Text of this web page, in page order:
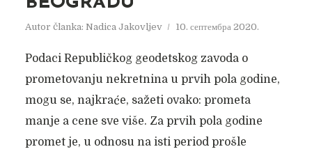
Autor članka: Nadica Jakovljev 10. септембра 2020.
Podaci Republičkog geodetskog zavoda o
prometovanju nekretnina u prvih pola godine,
mogu se, najkraće, sažeti ovako: prometa
manje a cene sve više. Za prvih pola godine
promet je, u odnosu na isti period prošle